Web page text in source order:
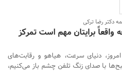
دکتر رضا ترکی
واقعاً برایتان مهم است تمرکز
امروز، دنیای سرعت، هیاهو و رقابت‌های
با صدای زنگ تلفن چشم باز می‌کنیم،